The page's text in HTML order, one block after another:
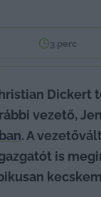
3 perc
Dickert
. A
is